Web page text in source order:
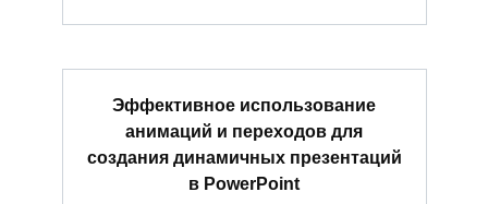
Эффективное использование
анимаций и переходов для
создания динамичных презентаций
в PowerPoint